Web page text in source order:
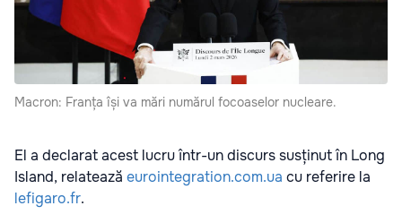
Macron: Franța își va mări numărul focoaselor nucleare.
El a declarat acest lucru într-un discurs susținut în Long
Island, relatează eurointegration.com.ua cu referire la
lefigaro.fr.